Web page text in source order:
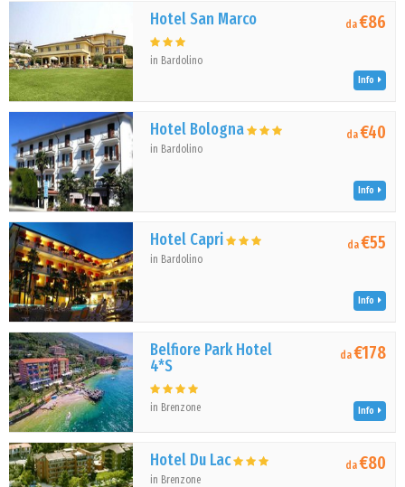
Hotel San Marco
in Bardolino
da€86
Info
Hotel Bologna
in Bardolino
da€40
Info
Hotel Capri
in Bardolino
da€55
Info
Belfiore Park Hotel
4*S
in Brenzone
da€178
Info
Hotel Du Lac
in Brenzone
da€80